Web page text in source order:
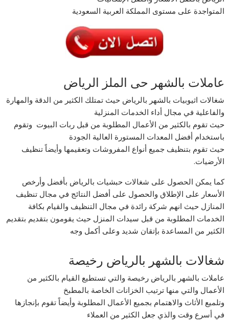
المتواجدة على مستوى المملكة العربية السعودية
عاملات بالشهر حى الملز الرياض
شغالات اثيوبيات بالشهر بالرياض حيث تمتلك الكثير من الدقة والمهارة
والفاعلية في مجال أداء الخدمات المنزلية
حيث تقوم بالكثير من الأعمال المطلوبة من قبل ربات البيوت وتقوم
باستخدام أفضل المعدات المستورة العالية الجودة
حيث تقوم بتنظيف جميع أنواع المفروشات وتعقيمها وأيضاً تنظيف
الأرضيات.
كما يمكن الحصول على شغالات حبشيات بالرياض بأفضل وأرخص
الأسعار على الإطلاق والحصول على أفضل النتائج في مجال تنظيف
المنازل حيث انهم شركة رائدة في مجال التنظيف والقيام بكافة
الخدمات المطلوبة من قبل سيدات المنزل حيث يقومون بتقديم بتقديم
الكثير من المساعدة بإتقان شديد وعلى أكمل وجه
شغالات بالشهر بالرياض رخيصة
عاملات بالشهر بالرياض رخيصة والتي تستطيع القيام بالكثير من
الأعمال والتي منها ترتيب الخزانات الخاصة بالمطبخ
وتلميع الأثاث والاهتمام بجميع الأعمال المطلوبة وأيضاً تقوم بإنجازها
في أسرع وقت والذي جعل الكثير من العملاء